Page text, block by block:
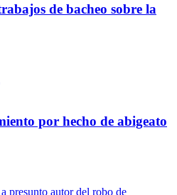
de bacheo sobre la
por hecho de abigeato